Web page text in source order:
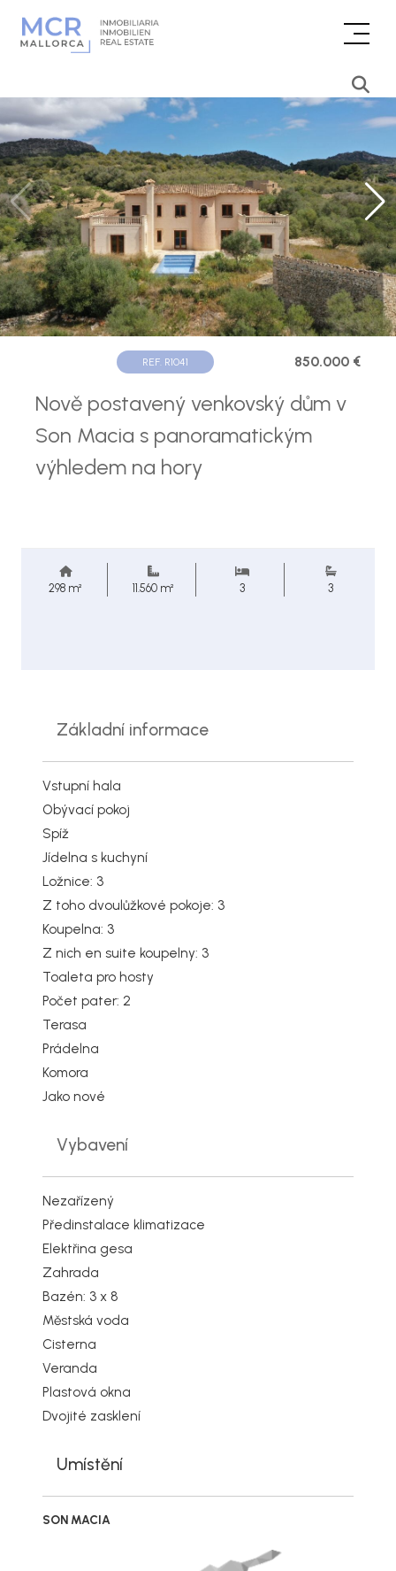
REF. R1041 850.000 €
Nově postavený venkovský dům v
Son Macia s panoramatickým
výhledem na hory
298 m² 11.560 m² 3 3
Základní informace
Vstupní hala
Obývací pokoj
Spíž
Jídelna s kuchyní
Ložnice: 3
Z toho dvoulůžkové pokoje: 3
Koupelna: 3
Z nich en suite koupelny: 3
Toaleta pro hosty
Počet pater: 2
Terasa
Prádelna
Komora
Jako nové
Vybavení
Nezařízený
Předinstalace klimatizace
Elektřina gesa
Zahrada
Bazén: 3 x 8
Městská voda
Cisterna
Veranda
Plastová okna
Dvojité zasklení
Umístění
SON MACIA